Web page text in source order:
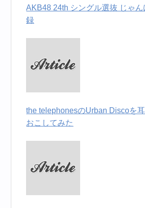
AKB48 24th シングル選抜 じゃ
録
the telephonesのUrban Discoを
おこしてみた